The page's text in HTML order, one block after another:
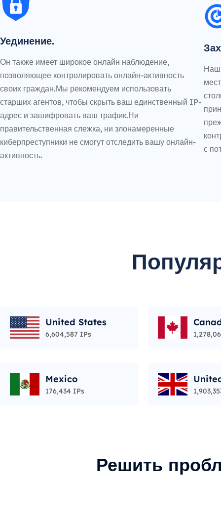
Уединение.
Он также имеет широкое онлайн наблюдение,
позволяющее контролировать онлайн-активность
своих граждан.Мы рекомендуем использовать
старших агентов, чтобы скрыть ваш единственный IP-
адрес и зашифровать ваш трафик.Ни
правительственная слежка, ни злонамеренные
киберпреступники не смогут отследить вашу онлайн-
активность.
Наш
с
United States
6,604,587 IPs
Mexico
176,434 IPs
Решить